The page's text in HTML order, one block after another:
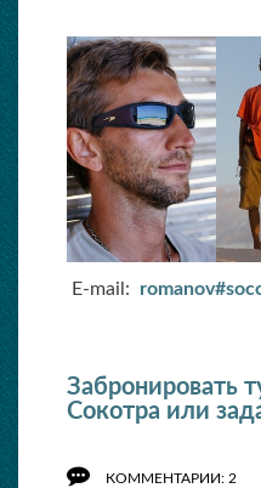
E-mail:
Забронировать
Сокотра или
КОММЕНТАРИИ: 2